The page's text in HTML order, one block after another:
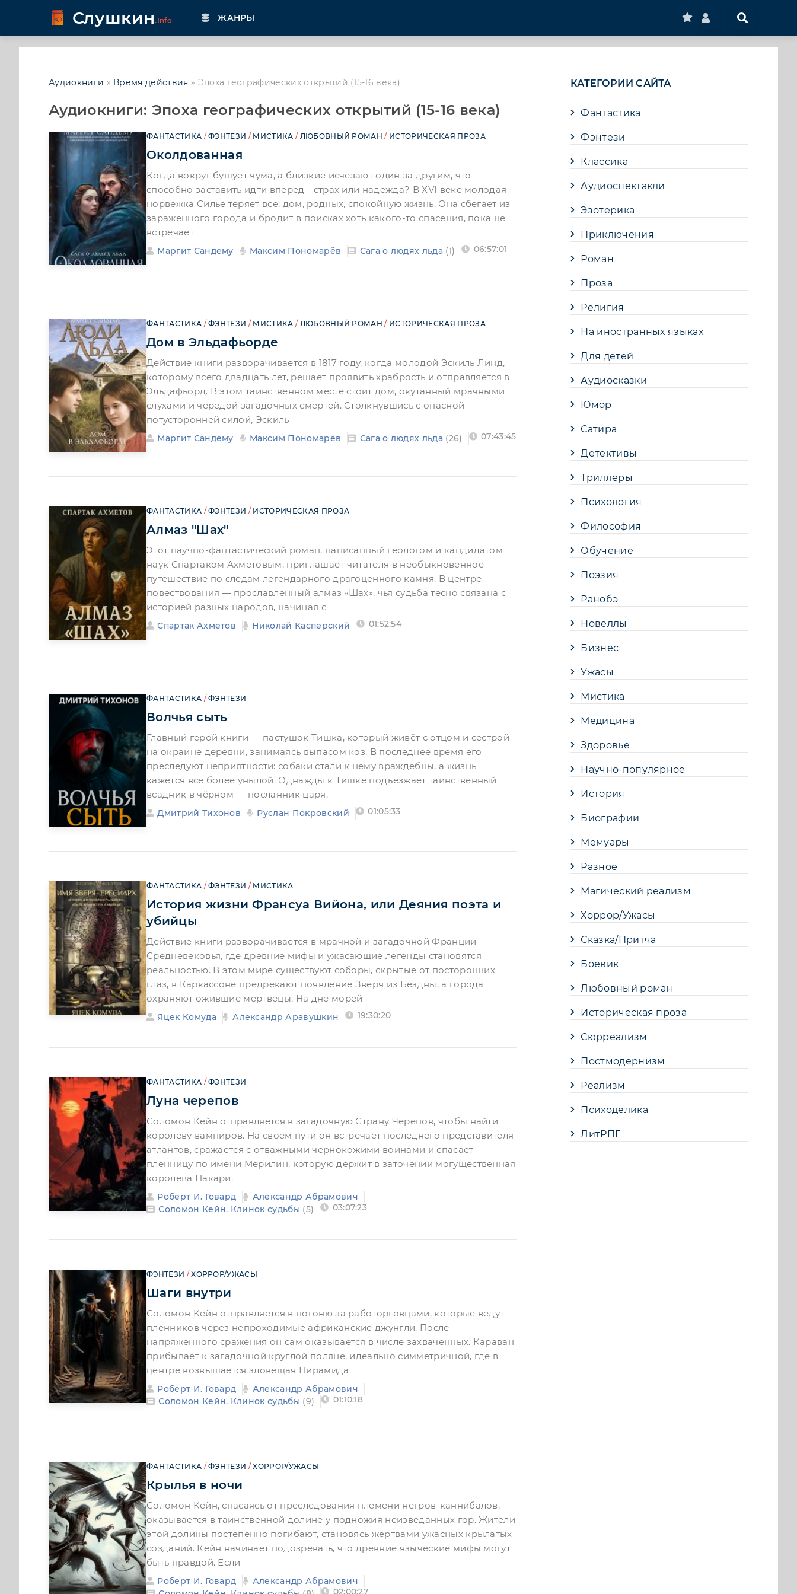
Слушкин.Info ЖАНРЫ
Аудиокниги » Время действия » Эпоха географических открытий (15-16 века)
Аудиокниги: Эпоха географических открытий (15-16 века)
ФАНТАСТИКА /ФЭНТЕЗИ / МИСТИКА / ЛЮБОВНЫЙ РОМАН / ИСТОРИЧЕСКАЯ ПРОЗА
Околдованная
Когда вокруг бушует чума, а близкие исчезают один за другим, что
способно заставить идти вперед - страх или надежда? В XVI веке молодая
норвежка Силье теряет все: дом, родных, спокойную жизнь. Она сбегает из
зараженного города и бродит в поисках хоть какого-то спасения, пока не
встречает
Маргит Сандему Максим Пономарёв Сага о людях льда (1) 06:57:01
ФАНТАСТИКА /ФЭНТЕЗИ / МИСТИКА / ЛЮБОВНЫЙ РОМАН / ИСТОРИЧЕСКАЯ ПРОЗА
Дом в Эльдафьорде
Действие книги разворачивается в 1817 году, когда молодой Эскиль Линд,
которому всего двадцать лет, решает проявить храбрость и отправляется в
Эльдафьорд. В этом таинственном месте стоит дом, окутанный мрачными
слухами и чередой загадочных смертей. Столкнувшись с опасной
потусторонней силой, Эскиль
Маргит Сандему Максим Пономарёв Сага о людях льда (26) 07:43:45
ФАНТАСТИКА /ФЭНТЕЗИ / ИСТОРИЧЕСКАЯ ПРОЗА
Алмаз "Шах"
Этот научно-фантастический роман, написанный геологом и кандидатом
наук Спартаком Ахметовым, приглашает читателя в необыкновенное
путешествие по следам легендарного драгоценного камня. В центре
повествования — прославленный алмаз «Шах», чья судьба тесно связана с
историей разных народов, начиная с
Спартак Ахметов Николай Касперский 01:52:54
ФАНТАСТИКА /ФЭНТЕЗИ
Волчья сыть
Главный герой книги — пастушок Тишка, который живёт с отцом и сестрой
на окраине деревни, занимаясь выпасом коз. В последнее время его
преследуют неприятности: собаки стали к нему враждебны, а жизнь
кажется всё более унылой. Однажды к Тишке подъезжает таинственный
всадник в чёрном — посланник царя.
Дмитрий Тихонов Руслан Покровский 01:05:33
ФАНТАСТИКА /ФЭНТЕЗИ / МИСТИКА
История жизни Франсуа Вийона, или Деяния поэта и
убийцы
Действие книги разворачивается в мрачной и загадочной Франции
Средневековья, где древние мифы и ужасающие легенды становятся
реальностью. В этом мире существуют соборы, скрытые от посторонних
глаз, в Каркассоне предрекают появление Зверя из Бездны, а города
охраняют ожившие мертвецы. На дне морей
Яцек Комуда Александр Аравушкин 19:30:20
ФАНТАСТИКА /ФЭНТЕЗИ
Луна черепов
Соломон Кейн отправляется в загадочную Страну Черепов, чтобы найти
королеву вампиров. На своем пути он встречает последнего представителя
атлантов, сражается с отважными чернокожими воинами и спасает
пленницу по имени Мерилин, которую держит в заточении могущественная
королева Накари.
Роберт И. Говард
Александр Абрамович
Соломон Кейн. Клинок судьбы (5) 03:07:23
ФЭНТЕЗИ /ХОРРОР/УЖАСЫ
Шаги внутри
Соломон Кейн отправляется в погоню за работорговцами, которые ведут
пленников через непроходимые африканские джунгли. После
напряженного сражения он сам оказывается в числе захваченных. Караван
прибывает к загадочной круглой поляне, идеально симметричной, где в
центре возвышается зловещая Пирамида
Роберт И. Говард
Александр Абрамович
Соломон Кейн. Клинок судьбы (9) 01:10:18
ФАНТАСТИКА /ФЭНТЕЗИ /ХОРРОР/УЖАСЫ
Крылья в ночи
Соломон Кейн, спасаясь от преследования племени негров-каннибалов,
оказывается в таинственной долине у подножия неизведанных гор. Жители
этой долины постепенно погибают, становясь жертвами ужасных крылатых
созданий. Кейн начинает подозревать, что древние языческие мифы могут
быть правдой. Если
Роберт И. Говард
Александр Абрамович
02:00:27
КАТЕГОРИИ САЙТА
Фантастика
Фэнтези
Классика
Аудиоспектакли
Эзотерика
Приключения
Роман
Проза
Религия
На иностранных языках
Для детей
Аудиосказки
Юмор
Сатира
Детективы
Триллеры
Психология
Философия
Обучение
Поэзия
Ранобэ
Новеллы
Бизнес
Ужасы
Мистика
Медицина
Здоровье
Научно-популярное
История
Биографии
Мемуары
Разное
Магический реализм
Хоррор/Ужасы
Сказка/Притча
Боевик
Любовный роман
Историческая проза
Сюрреализм
Постмодернизм
Реализм
Психоделика
ЛитРПГ